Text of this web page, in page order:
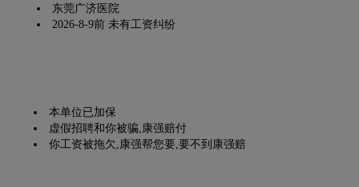
东莞广济医院
2026-8-9前 未有工资纠纷
本单位已加保
虚假招聘和你被骗,康强赔付
你工资被拖欠,康强帮您要,要不到康强赔